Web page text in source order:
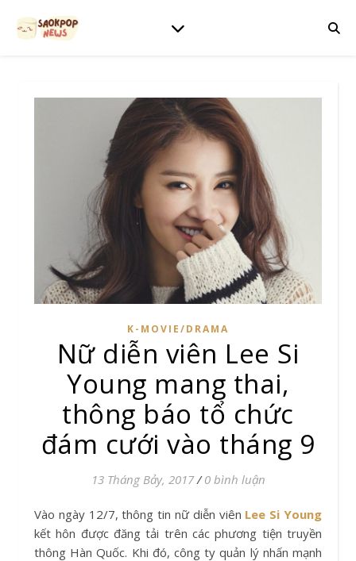
K-MOVIE/DRAMA
Nữ diễn viên Lee Si
Young mang thai,
thông báo tổ chức
đám cưới vào tháng 9
13 Tháng Bảy, 2017 / 0 bình luận
Vào ngày 12/7, thông tin nữ diễn viên Lee Si Young
kết hôn được đăng tải trên các phương tiện truyền
thông Hàn Quốc. Khi đó, công ty quản lý nhấn mạnh